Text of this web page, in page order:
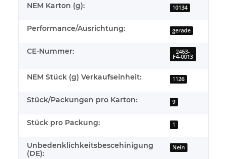
NEM Karton (g): 10134
Performance/Ausrichtung: gerade
CE-Nummer: 2463-
F4-0013
NEM Stück (g) Verkaufseinheit: 1126
Stück/Packungen pro Karton: 9
Stück pro Packung: 1
Unbedenklichkeitsbescehinigung
(DE):
Nein